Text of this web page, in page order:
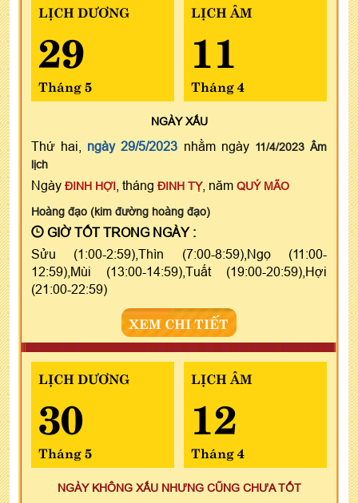
LỊCH DƯƠNG
29
Tháng 5
LỊCH ÂM
11
Tháng 4
NGÀYXẤU
Thứ hai, ngày 29/5/2023 nhằm ngày 11/4/2023 Âm
lịch
Ngày ĐINH HỢI , tháng ĐINH TỴ, năm QUÝ MÃO
Hoàng đạo (kim đường hoàng đạo)
GIỜ TỐT TRONG NGÀY :
Sửu (1:00-2:59),Thìn (7:00-8:59),Ngọ (11:00-
12:59),Mùi (13:00-14:59),Tuất (19:00-20:59),Hợi
(21:00-22:59)
XEM CHI TIẾT
LỊCH DƯƠNG
30
Tháng 5
LỊCH ÂM
12
Tháng 4
NGÀY KHÔNG XẤU NHƯNG CŨNG CHƯA TỐT